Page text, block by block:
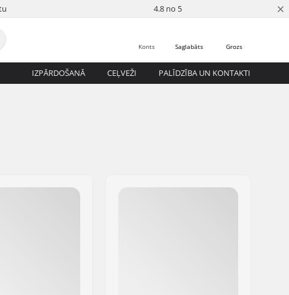
4.8 no 5 ×
Grozs
Saglabāts
Konts
IZPĀRDOŠANĀ CEĻVEŽI PALĪDZĪBA UN KONTAKTI